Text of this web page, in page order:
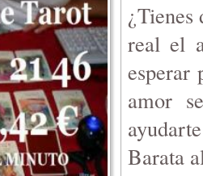
¿Tienes
real el
esperar
amor
Barata